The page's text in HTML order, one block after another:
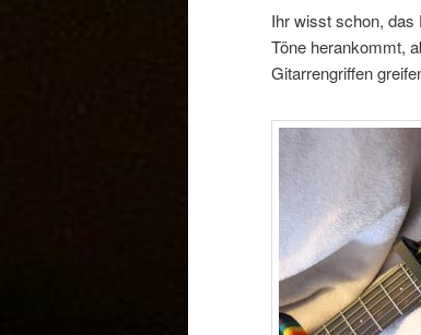
Ihr wisst schon, das
Töne herankommt,
Gitarrengriffen